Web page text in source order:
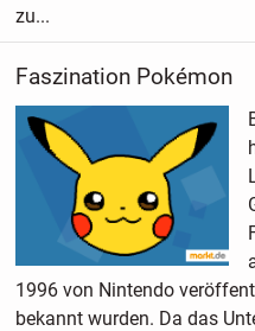
zu...
Faszination Pokémon
1996 von Nintendo
bekannt wurden. Da das